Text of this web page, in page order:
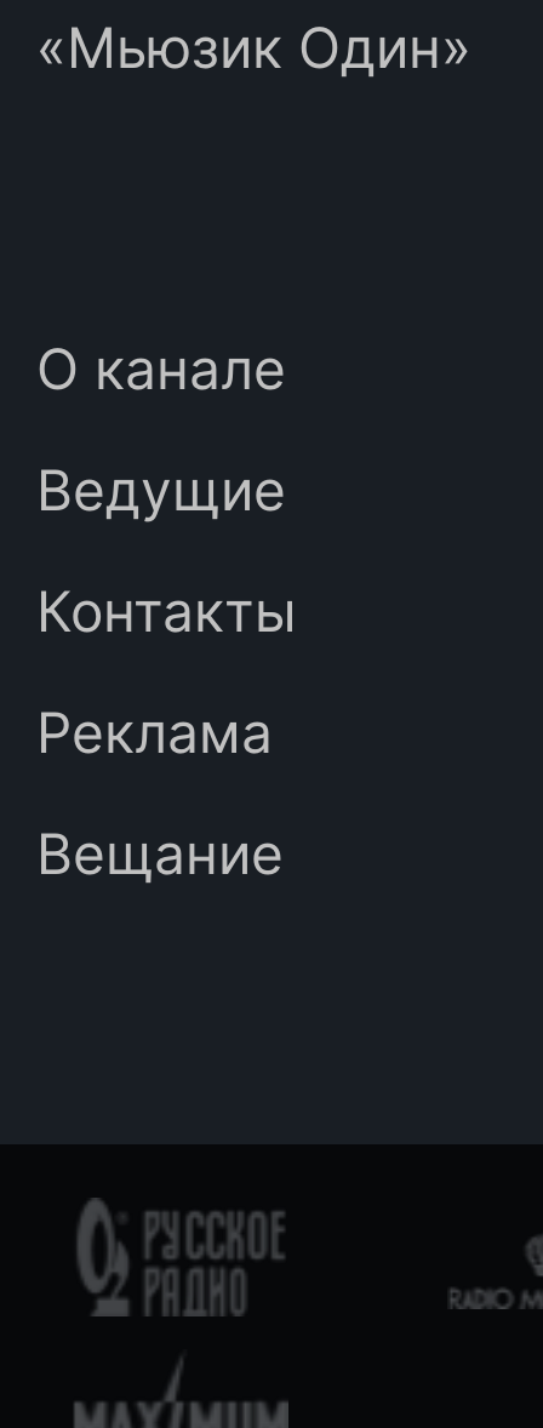
«Мьюзик Один»
О канале
Ведущие
Контакты
Реклама
Вещание